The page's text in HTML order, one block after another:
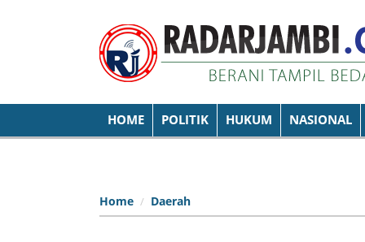
HOME POLITIK HUKUM NASIONAL
Home Daerah